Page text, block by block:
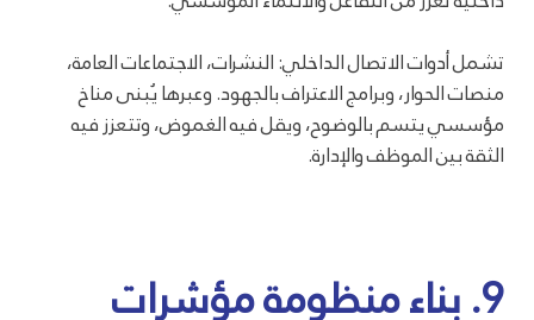
تشمل أدوات الاتصال الداخلي: النشرات، الاجتماعات العامة،
منصات الحوار، وبرامج الاعتراف بالجهود. وعبرها يُبنى مناخ
مؤسسي يتسم بالوضوح، ويقل فيه الغموض، وتتعزز فيه
الثقة بين الموظف والإدارة.
9. بناء منظومة مؤشرات